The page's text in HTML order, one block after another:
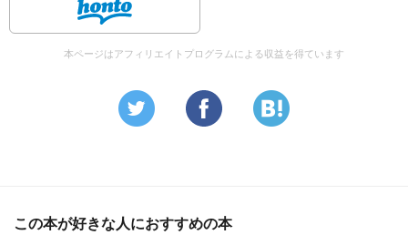
本ページはアフィリエイトプログラムによる収益を得ています
この本が好きな人におすすめの本